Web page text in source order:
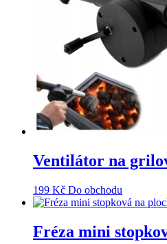
Ventilátor na
199 Kč Do obchodu
Fréza mini